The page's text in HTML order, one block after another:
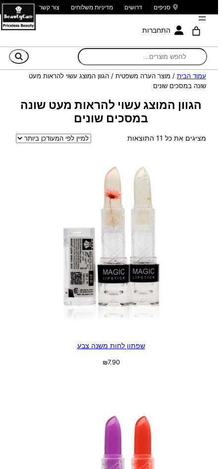
סניפים דרושים מדיניות משלוחים צור קשר
התחברות
עמוד הבית / מוצר הערה משפטית / הגוון המוצג עשוי להראות מעט
שונה במסכים שונים
הגוון המוצג עשוי להראות מעט שונה
במסכים שונים
מציגים את כל ⁦11⁩ התוצאות
ממוין
העדכני
ביותר
שפתון לחות משנה צבע
₪7.90